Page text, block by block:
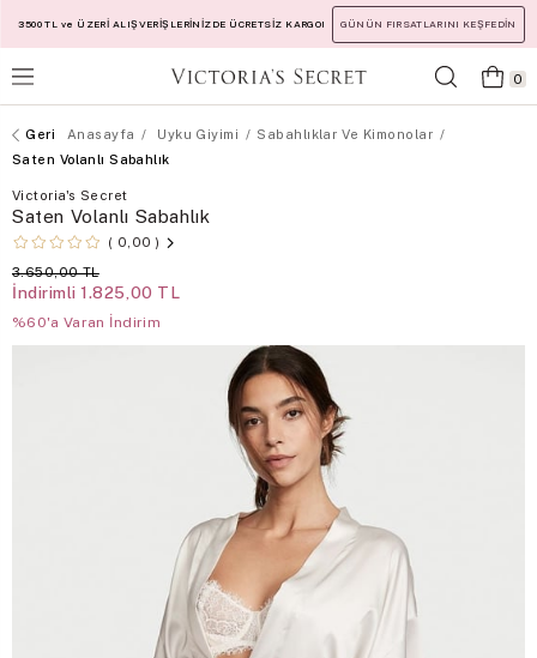
3500 TL ve ÜZERİ ALIŞVERİŞLERİNİZDE ÜCRETSİZ KARGO! GÜNÜN FIRSATLARINI KEŞFEDİN
0
Anasayfa Uyku Giyimi
Sabahlıklar Ve Kimonolar
Saten Volanlı Sabahlık
Victoria's Secret
Saten Volanlı Sabahlık
0,00
3.650,00 TL
İndirimli 1.825,00 TL
%60'a Varan İndirim